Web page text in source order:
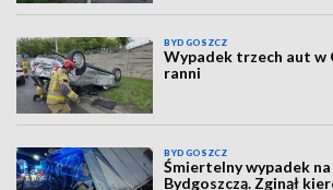
BYDGOSZCZ
Wypadek trzech aut w
ranni
BYDGOSZCZ
Śmiertelny wypadek na
Bydgoszczą. Zginął